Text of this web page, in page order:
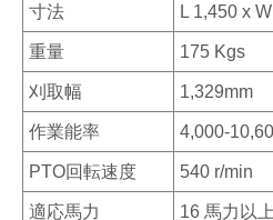
寸法 L 1,450 x
重量 175 Kgs
刈取幅 1,329mm
作業能率 4,000-
PTO回転速度 540 r/min
適応馬力 16 馬力以上